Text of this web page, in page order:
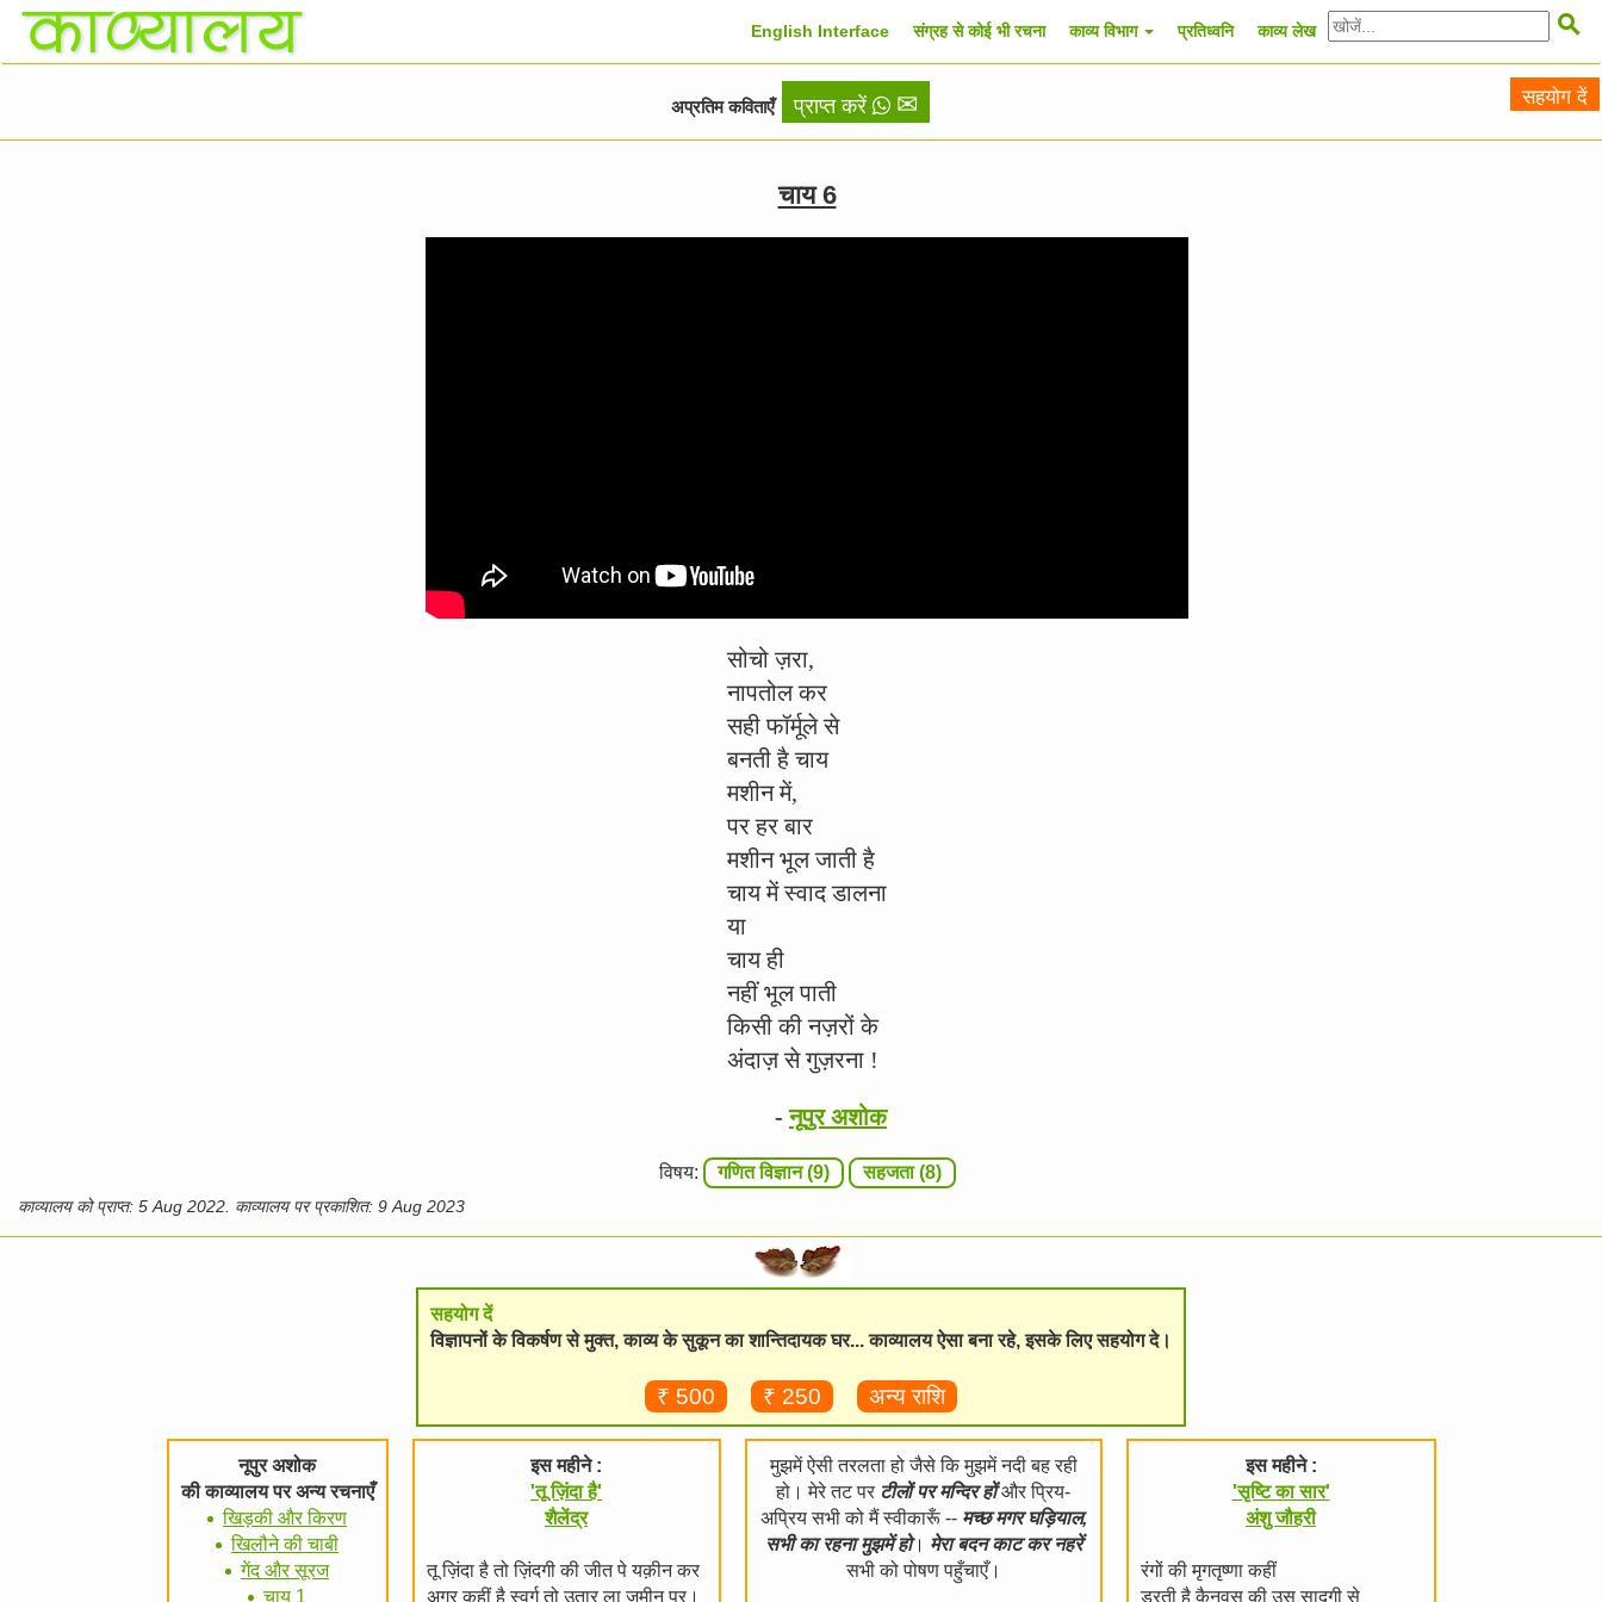

English Interface संग्रह से कोई भी रचना काव्य विभाग प्रतिध्वनि काव्य लेख
सहयोग दें
अप्रतिम कविताएँ प्राप्त करें ✉
चाय 6
सोचो ज़रा,
नापतोल कर
सही फॉर्मूले से
बनती है चाय
मशीन में,
पर हर बार
मशीन भूल जाती है
चाय में स्वाद डालना
या
चाय ही
नहीं भूल पाती
किसी की नज़रों के
अंदाज़ से गुज़रना !
-नूपुर अशोक
विषय: गणित विज्ञान (9) सहजता (8)
काव्यालय को प्राप्त: 5 Aug 2022. काव्यालय पर प्रकाशित: 9 Aug 2023
सहयोग दें
विज्ञापनों के विकर्षण से मुक्त, काव्य के सुकून का शान्तिदायक घर... काव्यालय ऐसा बना रहे, इसके लिए सहयोग दे।
₹ 500 ₹ 250 अन्य राशि
नूपुर अशोक
की काव्यालय पर अन्य रचनाएँ
खिड़की और किरण
खिलौने की चाबी
गेंद और सूरज
चाय 1
इस महीने :
'तू ज़िंदा है'
शैलेंद्र
तू ज़िंदा है तो ज़िंदगी की जीत पे यक़ीन कर
अगर कहीं है स्वर्ग तो उतार ला ज़मीन पर।
मुझमें ऐसी तरलता हो जैसे कि मुझमें नदी बह रही
हो। मेरे तट पर टीलों पर मन्दिर होंऔर प्रिय-
अप्रिय सभी को मैं स्वीकारूँ -- मच्छ मगर घड़ियाल,
सभी का रहना मुझमें हो। मेरा बदन काट कर नहरें
सभी को पोषण पहुँचाएँ।
इस महीने :
'सृष्टि का सार'
अंशु जौहरी
रंगों की मृगतृष्णा कहीं
डरती है कैनवस की उस सादगी से